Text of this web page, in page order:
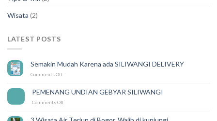
Wisata (2)
LATEST POSTS
Semakin Mudah Karena ada SILIWANGI DELIVERY
Comments Offon
Karena
ada
DELIVERY
PEMENANG UNDIAN GEBYAR SILIWANGI
Comments Offon